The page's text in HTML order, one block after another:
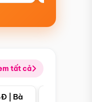
tất cả
nổi bật
| Bà